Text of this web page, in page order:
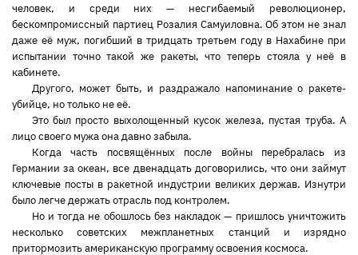
человек, и среди них — несгибаемый революционер,
бескомпромиссный партиец Розалия Самуиловна. Об этом не знал
даже её муж, погибший в тридцать третьем году в Нахабине при
испытании точно такой же ракеты, что теперь стояла у неё в
кабинете.
Другого, может быть, и раздражало напоминание о ракете-
убийце, но только не её.
Это был просто выхолощенный кусок железа, пустая труба. А
лицо своего мужа она давно забыла.
Когда часть посвящённых после войны перебралась из
Германии за океан, все двенадцать договорились, что они займут
ключевые посты в ракетной индустрии великих держав. Изнутри
было легче держать отрасль под контролем.
Но и тогда не обошлось без накладок — пришлось уничтожить
несколько советских межпланетных станций и изрядно
притормозить американскую программу освоения космоса.